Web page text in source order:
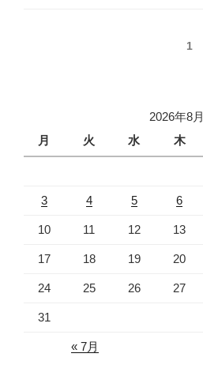
ー
1
2026年8月
月
火 水 木
3 4 5 6
10 11 12 13
17 18 19 20
24 25 26 27
31
« 7月